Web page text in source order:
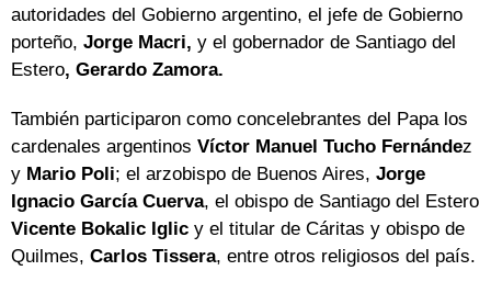
autoridades del Gobierno argentino, el jefe de Gobierno
porteño, Jorge Macri, y el gobernador de Santiago del
Estero, Gerardo Zamora.
También participaron como concelebrantes del Papa los
cardenales argentinos Víctor Manuel Tucho Fernández
y Mario Poli; el arzobispo de Buenos Aires, Jorge
Ignacio García Cuerva, el obispo de Santiago del Estero
Vicente Bokalic Iglic y el titular de Cáritas y obispo de
Quilmes, Carlos Tissera, entre otros religiosos del país.